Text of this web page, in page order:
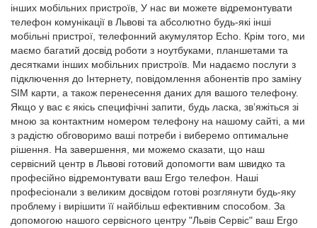
інших мобільних пристроїв, У нас ви можете відремонтувати
телефон комунікації в Львові та абсолютно будь-які інші
мобільні пристрої, телефонний акумулятор Echo. Крім того, ми
маємо багатий досвід роботи з ноутбуками, планшетами та
десятками інших мобільних пристроїв. Ми надаємо послуги з
підключення до Інтернету, повідомлення абонентів про заміну
SIM карти, а також перенесення даних для вашого телефону.
Якщо у вас є якісь специфічні запити, будь ласка, зв’яжіться зі
мною за контактним номером телефону на нашому сайті, а ми
з радістю обговоримо ваші потреби і виберемо оптимальне
рішення. На завершення, ми можемо сказати, що наш
сервісний центр в Львові готовий допомогти вам швидко та
професійно відремонтувати ваш Ergo телефон. Наші
професіонали з великим досвідом готові розглянути будь-яку
проблему і вирішити її найбільш ефективним способом. За
допомогою нашого сервісного центру "Львів Сервіс" ваш Ergo